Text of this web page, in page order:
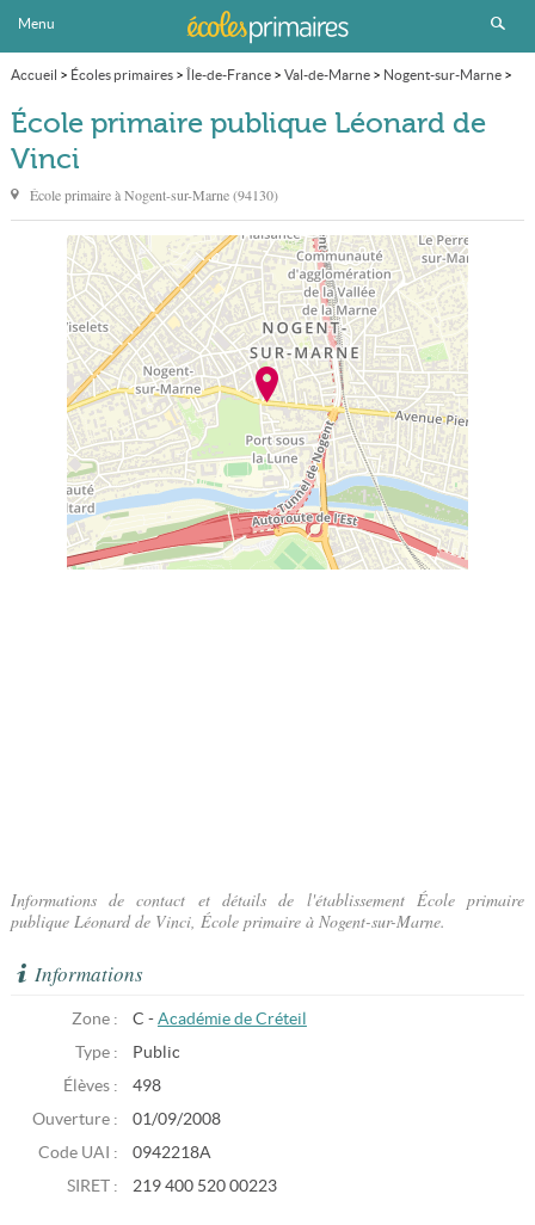
Menu
Accueil > Écoles primaires> Île-de-France> Val-de-Marne> Nogent-sur-Marne>
École primaire publique Léonard de Vinci
École primaire publique Léonard de
Vinci
École primaire àNogent-sur-Marne(94130)
Informations de contact et détails de l'établissement École primaire
publique Léonard de Vinci, École primaire à Nogent-sur-Marne.
Informations
Zone : C - Académie de Créteil
Type :
Public
Élèves :
498
Ouverture :
01/09/2008
Code UAI :
0942218A
SIRET :
219 400 520 00223